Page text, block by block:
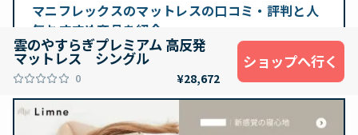
雲のやすらぎプレミアム 高反発
マットレス シングル
0 ¥28,672
ショップへ行く
マニフレックスのマットレスの口コミ・評判と人
気おすすめ商品を紹介
2026.08.09